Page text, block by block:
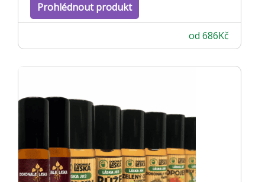
Prohlédnout produkt
od 686Kč